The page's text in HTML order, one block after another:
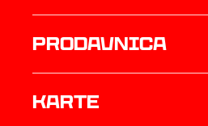
prodavnica
Karte